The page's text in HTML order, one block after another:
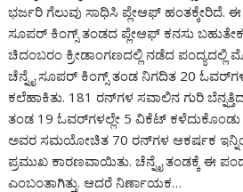
ಭರ್ಜರಿ ಗೆಲುವು ಸಾಧಿಸಿ ಪ್ಲೇಆಫ್ ಹಂತಕ್ಕೇರಿದೆ.
ಸೂಪರ್ ಕಿಂಗ್ಸ್ ತಂಡದ ಪ್ಲೇಆಫ್ ಕನಸು ಬಹುತೇಕ
ಚಿದಂಬರಂ ಕ್ರೀಡಾಂಗಣದಲ್ಲಿ ನಡೆದ ಪಂದ್ಯದಲ್ಲಿ
ಚೆನ್ನೈ ಸೂಪರ್ ಕಿಂಗ್ಸ್ ತಂಡ ನಿಗದಿತ 20
ಕಲೆಹಾಕಿತು. 181 ರನ್‌ಗಳ ಸವಾಲಿನ ಗುರಿ
ತಂಡ 19 ಓವರ್‌ಗಳಲ್ಲೇ 5 ವಿಕೆಟ್
ಅವರ ಸಮಯೋಚಿತ 70 ರನ್‌ಗಳ ಆಕರ್ಷಕ
ಪ್ರಮುಖ ಕಾರಣವಾಯಿತು. ಚೆನ್ನೈ ತಂಡಕ್ಕೆ ಈ
ಎಂಬಂತಾಗಿತ್ತು. ಆದರೆ ನಿರ್ಣಾಯಕ…